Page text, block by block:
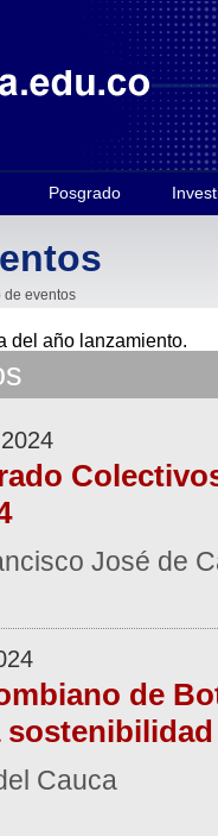
Posgrado
de eventos
del año lanzamiento.
José de
de
Cauca